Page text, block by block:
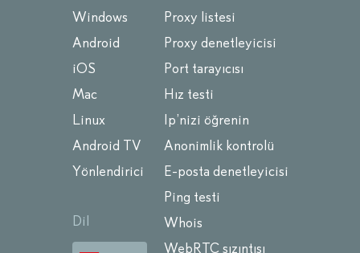
Windows
Android
iOS
Mac
Linux
Android TV
Yönlendirici
Dil
Proxy listesi
Proxy denetleyicisi
Port tarayıcısı
Hız testi
Ip’nizi öğrenin
Anonimlik kontrolü
E-posta denetleyicisi
Ping testi
Whois
WebRTC sızıntısı